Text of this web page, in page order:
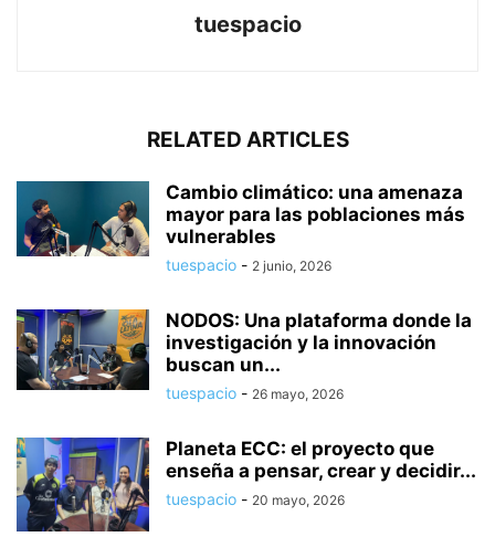
tuespacio
RELATED ARTICLES
Cambio climático: una amenaza
mayor para las poblaciones más
vulnerables
tuespacio - 2 junio, 2026
NODOS: Una plataforma donde la
investigación y la innovación
buscan un...
tuespacio - 26 mayo, 2026
Planeta ECC: el proyecto que
enseña a pensar, crear y decidir...
tuespacio - 20 mayo, 2026